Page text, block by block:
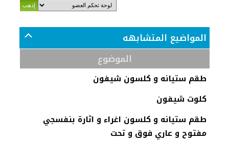
المواضيع المتشابهه
الموضوع
طقم ستيانه و كلسون شيفون
كلوت شيفون
طقم ستيانه و كلسون اغراء و اثارة بنفسجي
مفتوح و عاري فوق و تحت